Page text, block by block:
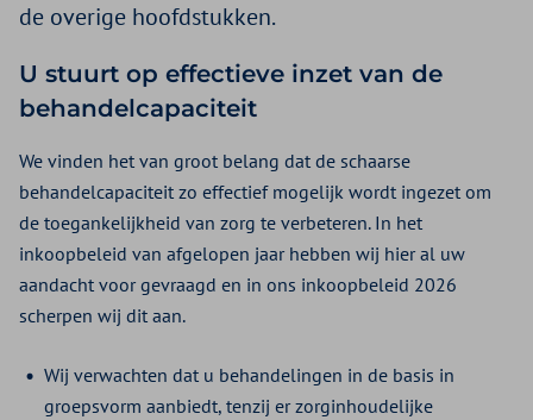
de overige hoofdstukken.
U stuurt op effectieve inzet van de
behandelcapaciteit
We vinden het van groot belang dat de schaarse
behandelcapaciteit zo effectief mogelijk wordt ingezet om
de toegankelijkheid van zorg te verbeteren. In het
inkoopbeleid van afgelopen jaar hebben wij hier al uw
aandacht voor gevraagd en in ons inkoopbeleid 2026
scherpen wij dit aan.
Wij verwachten dat u behandelingen in de basis in
groepsvorm aanbiedt, tenzij er zorginhoudelijke